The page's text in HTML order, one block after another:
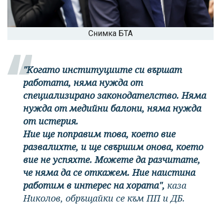
Снимка БТА
"Kогато институциите си вършат
работата, няма нужда от
специализирано законодателство. Няма
нужда от медийни балони, няма нужда
от истерия.
Ние ще поправим това, което вие
развалихте, и ще свършим онова, което
вие не успяхте. Можете да разчитате,
че няма да се откажем. Ние наистина
работим в интерес на хората", каза
Николов, обръщайки се към ПП и ДБ.